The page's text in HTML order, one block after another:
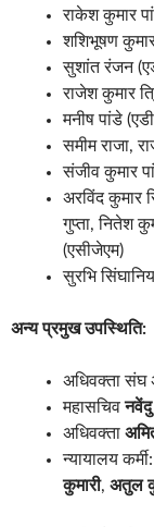
राकेश कुमार
शशिभूषण
सुशांत रंजन
राजेश कुमार
मनीष पांडे
समीम राजा,
संजीव कुमार
अरविंद कुमार
गुप्ता, नितेश
(एसीजेएम)
सुरभि
अन्य प्रमुख उपस्थिति:
अधिवक्ता संघ
महासचिव
अधिवक्ता
न्यायालय
कुमारी, अतुल